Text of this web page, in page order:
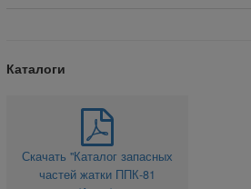
Каталоги
Скачать "Каталог запасных
частей жатки ППК-81